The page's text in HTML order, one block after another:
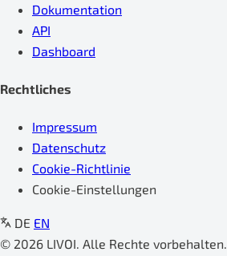
Dokumentation
API
Dashboard
Rechtliches
Impressum
Datenschutz
Cookie-Richtlinie
Cookie-Einstellungen
DE EN
© 2026 LIVOI. Alle Rechte vorbehalten.